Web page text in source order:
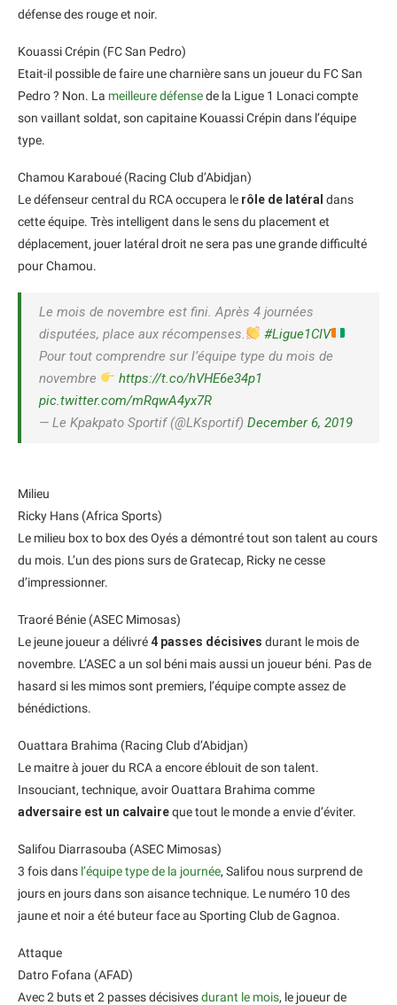
défense des rouge et noir.
Kouassi Crépin (FC San Pedro)
Etait-il possible de faire une charnière sans un joueur du FC San
Pedro ? Non. La meilleure défensede la Ligue 1 Lonaci compte
son vaillant soldat, son capitaine Kouassi Crépin dans l’équipe
type.
Chamou Karaboué (Racing Club d’Abidjan)
Le défenseur central du RCA occupera le rôle de latéral dans
cette équipe. Très intelligent dans le sens du placement et
déplacement, jouer latéral droit ne sera pas une grande difficulté
pour Chamou.
Le mois de novembre est fini. Après 4 journées
disputées, place aux récompenses.
#Ligue1CIV
Pour tout comprendre sur l’équipe type du mois de
novembre
https://t.co/hVHE6e34p1
pic.twitter.com/mRqwA4yx7R
— Le Kpakpato Sportif (@LKsportif) December 6, 2019
Milieu
Ricky Hans (Africa Sports)
Le milieu box to box des Oyés a démontré tout son talent au cours
du mois. L’un des pions surs de Gratecap, Ricky ne cesse
d’impressionner.
Traoré Bénie (ASEC Mimosas)
Le jeune joueur a délivré4 passes décisives durant le mois de
novembre. L’ASEC a un sol béni mais aussi un joueur béni. Pas de
hasard si les mimos sont premiers, l’équipe compte assez de
bénédictions.
Ouattara Brahima (Racing Club d’Abidjan)
Le maitre à jouer du RCA a encore éblouit de son talent.
Insouciant, technique, avoir Ouattara Brahima comme
adversaire est un calvaireque tout le monde a envie d’éviter.
Salifou Diarrasouba (ASEC Mimosas)
3 fois dans l’équipe type de la journée, Salifou nous surprend de
jours en jours dans son aisance technique. Le numéro 10 des
jaune et noir a été buteur face au Sporting Club de Gagnoa.
Attaque
Datro Fofana (AFAD)
Avec 2 buts et 2 passes décisivesdurant le mois, le joueur de